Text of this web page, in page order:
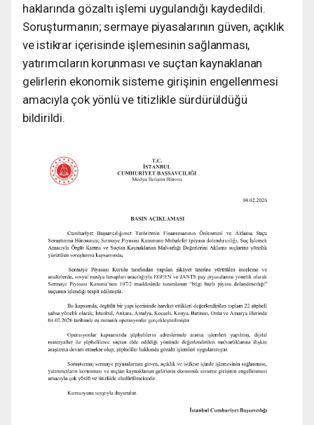
haklarında gözaltı işlemi uygulandığı kaydedildi.
Soruşturmanın; sermaye piyasalarının güven, açıklık
ve istikrar içerisinde işlemesinin sağlanması,
yatırımcıların korunması ve suçtan kaynaklanan
gelirlerin ekonomik sisteme girişinin engellenmesi
amacıyla çok yönlü ve titizlikle sürdürüldüğü
bildirildi.